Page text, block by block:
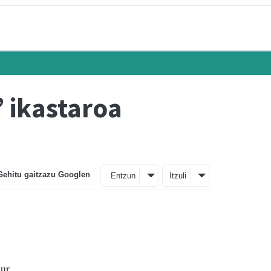
ikastaroa
gaitzazu Googlen Entzun Itzuli